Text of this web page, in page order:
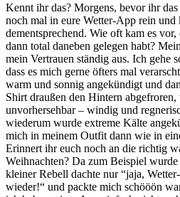
Kennt ihr das? Morgens, bevor ihr
noch mal in eure Wetter-App rein und
dementsprechend. Wie oft kam es
dann total daneben gelegen habt?
mein Vertrauen ständig aus. Ich gehe
dass es mich gerne öfters mal
warm und sonnig angekündigt und
Shirt draußen den Hintern
unvorhersehbar – windig und
wiederum wurde extreme Kälte
mich in meinem Outfit dann wie in
Erinnert ihr euch noch an die richtig
Weihnachten? Da zum Beispiel
kleiner Rebell dachte nur “jaja,
wieder!“ und packte mich schööön